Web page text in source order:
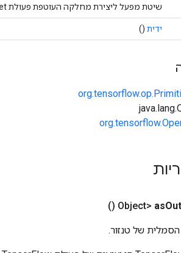
שיטת מפעל ליצירת מחלקה העוטפת פעולת AssertPrevDataset חדשה.
ידית ()
as
()
של טנזור.